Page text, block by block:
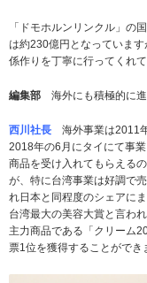
「ドモホルンリンクル」の
は約230億円となっていま
係作りを丁寧に行ってくれ
編集部 海外にも積極的に進
西川社長 海外事業は2011
2018年の6月にタイにて事
商品を受け入れてもらえる
が、特に台湾事業は好調で
れ日本と同程度のシェアに
台湾最大の美容大賞と言わ
主力商品である「クリーム
票1位を獲得することができ